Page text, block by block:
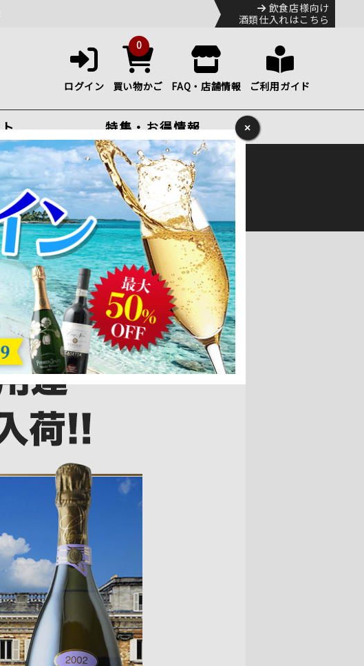
飲食店様向け
酒類仕入れはこちら
ログイン
0
買い物かご FAQ・店舗情報 ご利用ガイド
特集・お得情報
)出荷
をクリック
佐川急便のHPをご確認下さい。
×